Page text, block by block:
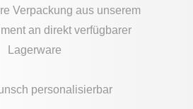
Verpackung aus unserem
an direkt verfügbarer
Lagerware
personalisierbar